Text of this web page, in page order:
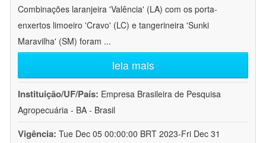
Combinações laranjeira 'Valência' (LA) com os porta-
enxertos limoeiro 'Cravo' (LC) e tangerineira 'Sunki
Maravilha' (SM) foram ...
leia mais
Instituição/UF/País: Empresa Brasileira de Pesquisa
Agropecuária - BA - Brasil
Vigência: Tue Dec 05 00:00:00 BRT 2023-Fri Dec 31